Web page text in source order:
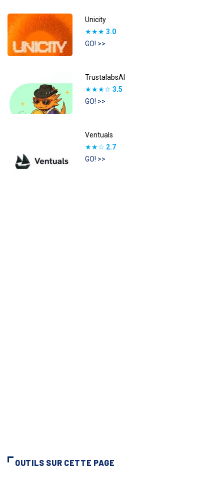
Unicity
★★★ 3.0
GO! >>
TrustalabsAI
★★★☆ 3.5
GO! >>
Ventuals
★★☆ 2.7
GO! >>
OUTILS SUR CETTE PAGE